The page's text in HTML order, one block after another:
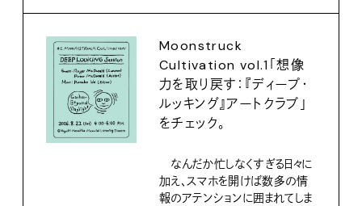
Moonstruck
Cultivation vol.1「想像
力を取り戻す：『ディープ・
ルッキング』アートクラブ」
をチェック。
なんだか忙しなくすぎる日々に
加え、スマホを開けば数多の情
報のアテンションに囲まれてしま